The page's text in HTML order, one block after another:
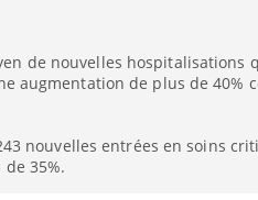
de nouvelles hospitalisations
augmentation de plus de 40%
nouvelles entrées en soins
35%.
: ce jus
les